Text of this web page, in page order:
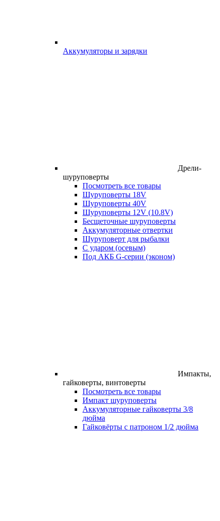
Аккумуляторы и зарядки
Дрели-
шуруповерты
Посмотреть все товары
Шуруповерты 18V
Шуруповерты 40V
Шуруповерты 12V (10.8V)
Бесщеточные шуруповерты
Аккумуляторные отвертки
Шуруповерт для рыбалки
С ударом (осевым)
Под АКБ G-серии (эконом)
Импакты,
гайковерты, винтоверты
Посмотреть все товары
Импакт шуруповерты
Аккумуляторные гайковерты 3/8
дюйма
Гайковёрты с патроном 1/2 дюйма